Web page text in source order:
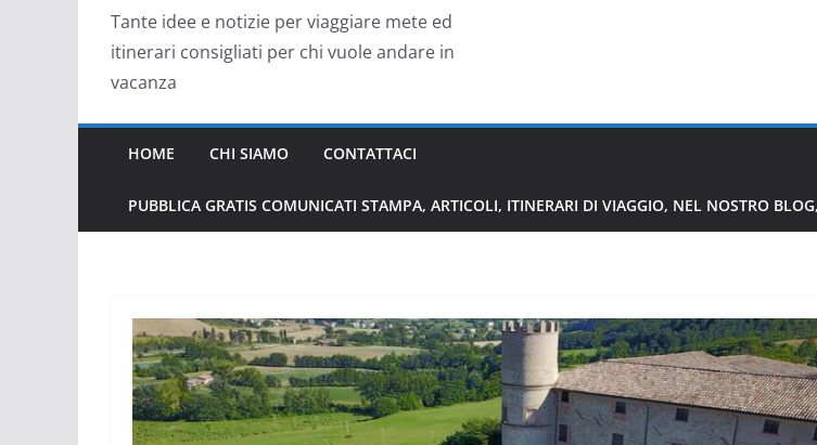
Tante idee e notizie per viaggiare mete ed
itinerari consigliati per chi vuole andare in
vacanza
HOME CHI SIAMO CONTATTACI
PUBBLICA GRATIS COMUNICATI STAMPA, ARTICOLI, ITINERARI DI VIAGGIO, NEL NOSTRO